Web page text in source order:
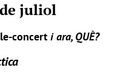
juliol
concert i ara, QUÈ?